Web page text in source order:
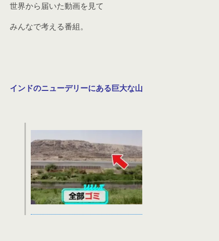
世界から届いた動画を見て
みんなで考える番組。
インドのニューデリーにある巨大な山